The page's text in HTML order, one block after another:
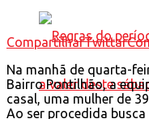
CompartilharTwittar
Na manhã de quarta-
Bairro Pontilhão, a
casal, uma mulher de
Ao ser procedida